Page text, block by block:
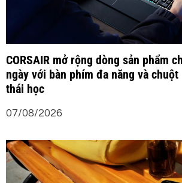
CORSAIR mở rộng dòng sản phẩm
ngày với bàn phím đa năng và
thái học
07/08/2026